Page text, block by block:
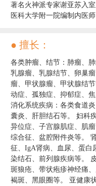
著名火神派专家谢亚苏入
医科大学附一院编制内医
● 擅长：
各类肿瘤、结节：肺瘤、
乳腺瘤、乳腺结节、卵巢
瘤、甲状腺瘤、甲状腺结
动症、孤独症、抑郁症、
消化系统疾病：各类食道
囊炎、肝胆结石等。 妇科
异位症、子宫腺肌症、肌
综合征、盆腔附件炎等。
征、IgA肾病、血尿、蛋白
染结石、前列腺疾病等。
斑狼疮、带状疱疹神经痛
褐斑、黑眼圈等。 亚健康